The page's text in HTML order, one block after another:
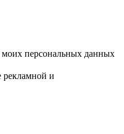
моих персональных данных
рекламной и